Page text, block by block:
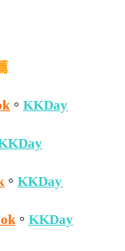
。KKDay
。KKDay
。 KKDay